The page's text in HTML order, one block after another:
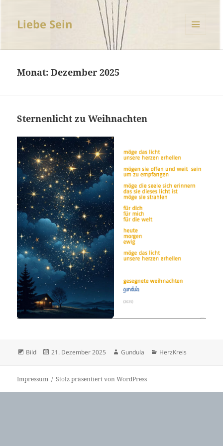
Liebe Sein
Monat:Dezember 2025
Sternenlicht zu Weihnachten
Format
Bild
Veröffentlicht
21. Dezember 2025 Autor
Gundula Kategorien
HerzKreis
Impressum Stolz präsentiert von WordPress